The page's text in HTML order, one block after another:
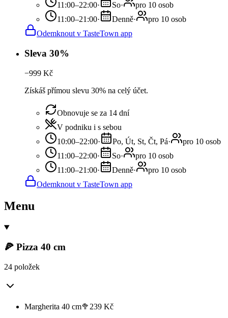
11:00–22:00· So·
pro 10 osob
11:00–21:00· Denně·
pro 10 osob
Odemknout v TasteTown app
Sleva 30%
−999 Kč
Získáš přímou slevu 30% na celý účet.
Obnovuje se za 14 dní
V podniku i s sebou
10:00–22:00· Po, Út, St, Čt, Pá·
pro 10 osob
11:00–22:00· So·
pro 10 osob
11:00–21:00· Denně·
pro 10 osob
Odemknout v TasteTown app
Menu
🍕 Pizza 40 cm
24 položek
Margherita 40 cm🥦 239 Kč